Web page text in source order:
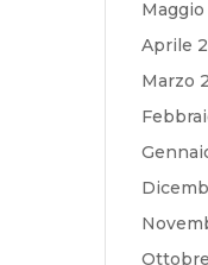
Maggio
Aprile
Marzo